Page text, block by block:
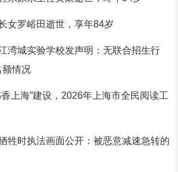
女罗峪田逝世，享年84岁
湾城实验学校发声明：无联合招生行
额情况
上海”建设，2026年上海市全民阅读工
牲时执法画面公开：被恶意减速急转的